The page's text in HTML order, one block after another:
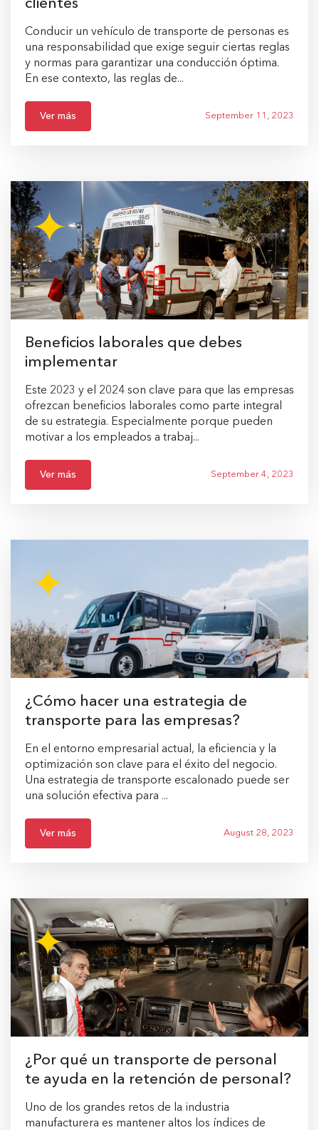
clientes
Conducir un vehículo de transporte de personas es
una responsabilidad que exige seguir ciertas reglas
y normas para garantizar una conducción óptima.
En ese contexto, las reglas de...
Ver más September 11, 2023
Beneficios laborales que debes
implementar
Este 2023 y el 2024 son clave para que las empresas
ofrezcan beneficios laborales como parte integral
de su estrategia. Especialmente porque pueden
motivar a los empleados a trabaj...
Ver más September 4, 2023
¿Cómo hacer una estrategia de
transporte para las empresas?
En el entorno empresarial actual, la eficiencia y la
optimización son clave para el éxito del negocio.
Una estrategia de transporte escalonado puede ser
una solución efectiva para ...
Ver más August 28, 2023
¿Por qué un transporte de personal
te ayuda en la retención de personal?
Uno de los grandes retos de la industria
manufacturera es mantener altos los índices de